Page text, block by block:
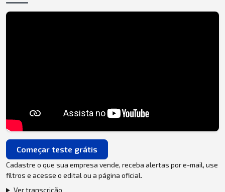
Começar teste grátis
Cadastre o que sua empresa vende, receba alertas por e-mail, use
filtros e acesse o edital ou a página oficial.
Ver transcrição